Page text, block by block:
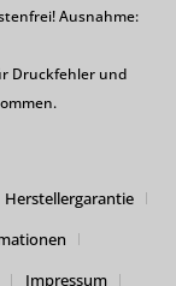
Ausnahme:
Druckfehler und
Herstellergarantie
Impressum